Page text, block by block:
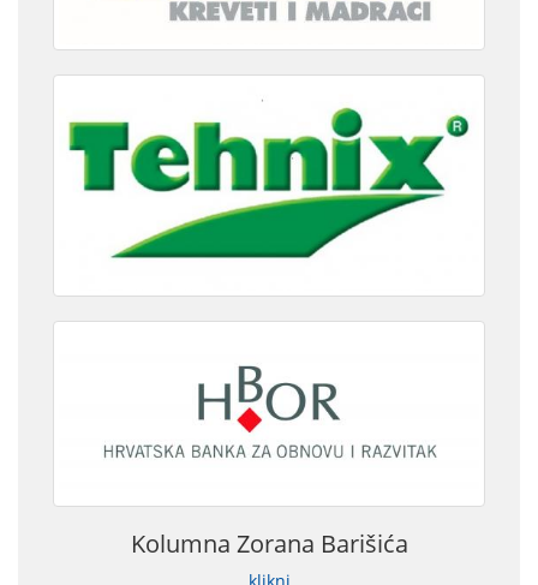
Kolumna Zorana Barišića
klikni